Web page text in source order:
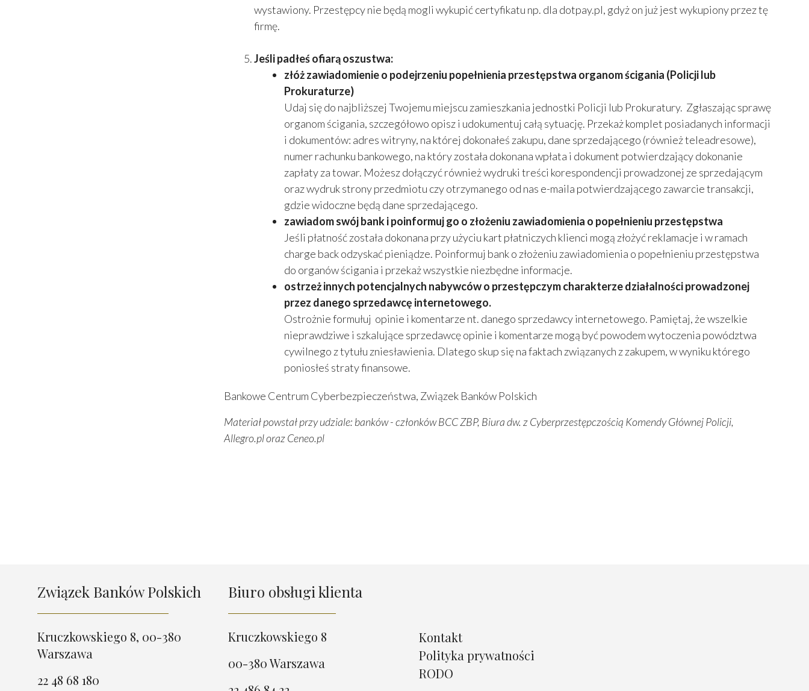
wystawiony. Przestępcy nie będą mogli wykupić certyfikatu np. dla dotpay.pl, gdyż on już jest wykupiony przez tę
firmę.
Jeśli padłeś ofiarą oszustwa:
złóż zawiadomienie o podejrzeniu popełnienia przestępstwa organom ścigania (Policji lub
Prokuraturze)
Udaj się do najbliższej Twojemu miejscu zamieszkania jednostki Policji lub Prokuratury. Zgłaszając sprawę
organom ścigania, szczegółowo opisz i udokumentuj całą sytuację. Przekaż komplet posiadanych informacji
i dokumentów: adres witryny, na której dokonałeś zakupu, dane sprzedającego (również teleadresowe),
numer rachunku bankowego, na który została dokonana wpłata i dokument potwierdzający dokonanie
zapłaty za towar. Możesz dołączyć również wydruki treści korespondencji prowadzonej ze sprzedającym
oraz wydruk strony przedmiotu czy otrzymanego od nas e-maila potwierdzającego zawarcie transakcji,
gdzie widoczne będą dane sprzedającego.
zawiadom swój bank i poinformuj go o złożeniu zawiadomienia o popełnieniu przestępstwa
Jeśli płatność została dokonana przy użyciu kart płatniczych klienci mogą złożyć reklamacje i w ramach
charge back odzyskać pieniądze. Poinformuj bank o złożeniu zawiadomienia o popełnieniu przestępstwa
do organów ścigania i przekaż wszystkie niezbędne informacje.
ostrzeż innych potencjalnych nabywców o przestępczym charakterze działalności prowadzonej
przez danego sprzedawcę internetowego.
Ostrożnie formułuj opinie i komentarze nt. danego sprzedawcy internetowego. Pamiętaj, że wszelkie
nieprawdziwe i szkalujące sprzedawcę opinie i komentarze mogą być powodem wytoczenia powództwa
cywilnego z tytułu zniesławienia. Dlatego skup się na faktach związanych z zakupem, w wyniku którego
poniosłeś straty finansowe.
Bankowe Centrum Cyberbezpieczeństwa, Związek Banków Polskich
Materiał powstał przy udziale: banków - członków BCC ZBP, Biura dw. z Cyberprzestępczością Komendy Głównej Policji,
Allegro.pl oraz Ceneo.pl
Związek Banków Polskich
Kruczkowskiego 8, 00-380
Warszawa
22 48 68 180
Biuro obsługi klienta
Kruczkowskiego 8
00-380 Warszawa
Kontakt
Polityka prywatności
RODO